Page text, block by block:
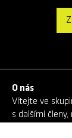
O nás
Vítejte ve
s dalšími členy,